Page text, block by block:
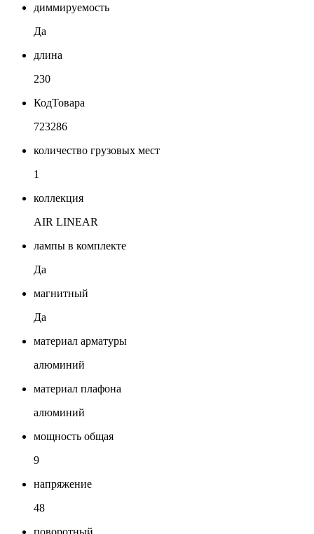
диммируемость
Да
длина
230
КодТовара
723286
количество грузовых мест
1
коллекция
AIR LINEAR
лампы в комплекте
Да
магнитный
Да
материал арматуры
алюминий
материал плафона
алюминий
мощность общая
9
напряжение
48
поворотный